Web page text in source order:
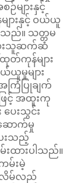
များနှင့်
ျားနှင့် ဝယ်ယူ
သည်။ သတ္တမ
းသူဆက်ဆံ
ထုတ်ကုန်များ
ယူမှုများ
ြံပြုချက်
ြင့် အထူးကု
ေးသွင်း
ောက်မှု
းသည့်
ထားပါသည်။
မ်းမဲ့
လိမ်လည်